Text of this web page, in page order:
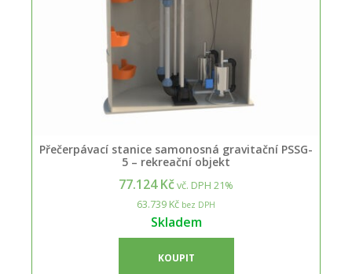
Přečerpávací stanice samonosná gravitační PSSG-
5 – rekreační objekt
77.124 Kčvč. DPH 21%
63.739 Kč bez DPH
Skladem
KOUPIT